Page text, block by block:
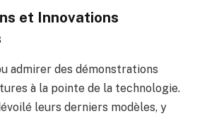
et Innovations
admirer des démonstrations
à la pointe de la technologie.
leurs derniers modèles, y